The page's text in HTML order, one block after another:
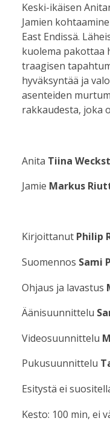
Keski-ikäisen
Jamien
East Endissä.
kuolema pakottaa
traagisen
hyväksyntää ja
asenteiden
rakkaudesta, joka
Anita Tiina
Jamie Markus
Kirjoittanut Philip
Suomennos Sami
Ohjaus ja lavastus
Äänisuunnittelu
Videosuunnittelu
Pukusuunnittelu
Esitystä ei
Kesto: 100 min, ei